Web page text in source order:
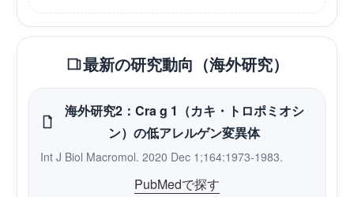
最新の研究動向（海外研究）
海外研究2：Cra g 1（カキ・トロポミオシ
ン）の低アレルゲン変異体
Int J Biol Macromol. 2020 Dec 1;164:1973-1983.
PubMedで探す